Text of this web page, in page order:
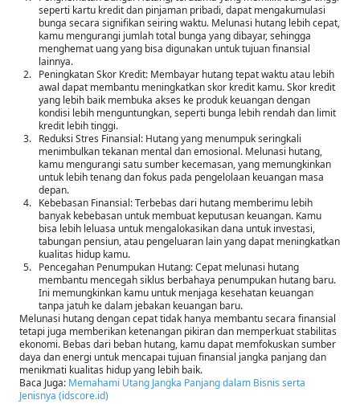
seperti kartu kredit dan pinjaman pribadi, dapat mengakumulasi
bunga secara signifikan seiring waktu. Melunasi hutang lebih cepat,
kamu mengurangi jumlah total bunga yang dibayar, sehingga
menghemat uang yang bisa digunakan untuk tujuan finansial
lainnya.
Peningkatan Skor Kredit: Membayar hutang tepat waktu atau lebih
awal dapat membantu meningkatkan skor kredit kamu. Skor kredit
yang lebih baik membuka akses ke produk keuangan dengan
kondisi lebih menguntungkan, seperti bunga lebih rendah dan limit
kredit lebih tinggi.
Reduksi Stres Finansial: Hutang yang menumpuk seringkali
menimbulkan tekanan mental dan emosional. Melunasi hutang,
kamu mengurangi satu sumber kecemasan, yang memungkinkan
untuk lebih tenang dan fokus pada pengelolaan keuangan masa
depan.
Kebebasan Finansial: Terbebas dari hutang memberimu lebih
banyak kebebasan untuk membuat keputusan keuangan. Kamu
bisa lebih leluasa untuk mengalokasikan dana untuk investasi,
tabungan pensiun, atau pengeluaran lain yang dapat meningkatkan
kualitas hidup kamu.
Pencegahan Penumpukan Hutang: Cepat melunasi hutang
membantu mencegah siklus berbahaya penumpukan hutang baru.
Ini memungkinkan kamu untuk menjaga kesehatan keuangan
tanpa jatuh ke dalam jebakan keuangan baru.
Melunasi hutang dengan cepat tidak hanya membantu secara finansial
tetapi juga memberikan ketenangan pikiran dan memperkuat stabilitas
ekonomi. Bebas dari beban hutang, kamu dapat memfokuskan sumber
daya dan energi untuk mencapai tujuan finansial jangka panjang dan
menikmati kualitas hidup yang lebih baik.
Baca Juga: Memahami Utang Jangka Panjang dalam Bisnis serta
Jenisnya (idscore.id)